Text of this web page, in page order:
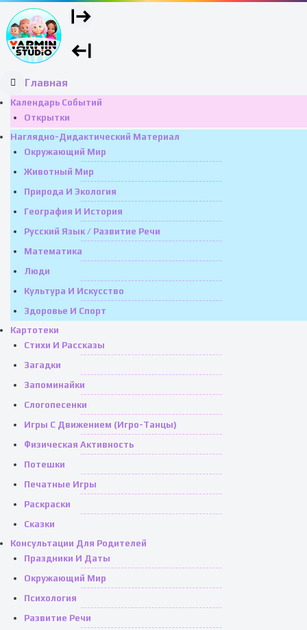
Главная
Календарь Событий
Открытки
Наглядно-Дидактический Материал
Окружающий Мир
Животный Мир
Природа И Экология
География И История
Русский Язык / Развитие Речи
Математика
Люди
Культура И Искусство
Здоровье И Спорт
Картотеки
Стихи И Рассказы
Загадки
Запоминайки
Слогопесенки
Игры С Движением (игро-Танцы)
Физическая Активность
Потешки
Печатные Игры
Раскраски
Сказки
Консультации Для Родителей
Праздники И Даты
Окружающий Мир
Психология
Развитие Речи